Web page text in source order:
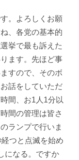
。よろしくお願
、各党の基本的
挙で最も訴えた
ます。先ほど事
すので、そのボ
話をしていただ
間、お1人1分以
間の管理は皆さ
ランプで行いま
つと点滅を始め
になる。ですか